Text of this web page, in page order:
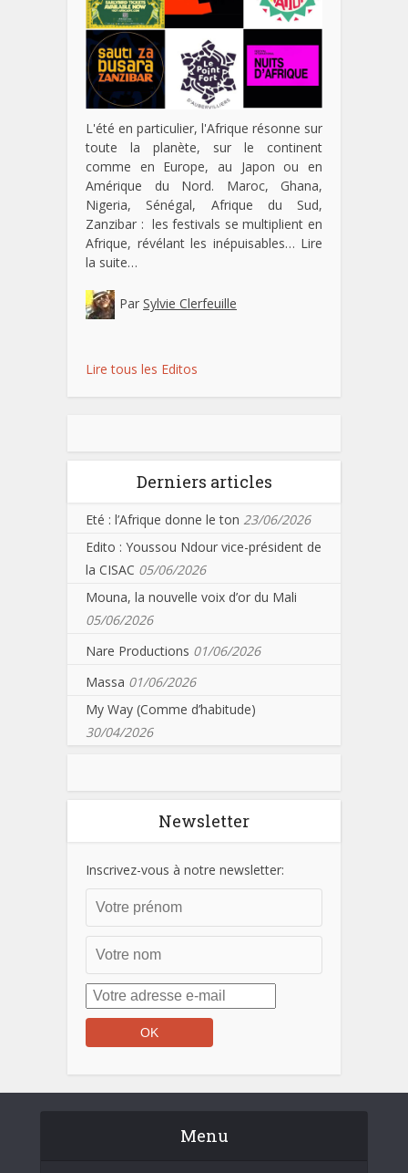
L'été en particulier, l'Afrique résonne sur
toute la planète, sur le continent
comme en Europe, au Japon ou en
Amérique du Nord. Maroc, Ghana,
Nigeria, Sénégal, Afrique du Sud,
Zanzibar : les festivals se multiplient en
Afrique, révélant les inépuisables… Lire
la suite…
Par Sylvie Clerfeuille
Lire tous les Editos
Derniers articles
Eté : l’Afrique donne le ton 23/06/2026
Edito : Youssou Ndour vice-président de
la CISAC 05/06/2026
Mouna, la nouvelle voix d’or du Mali
05/06/2026
Nare Productions 01/06/2026
Massa 01/06/2026
My Way (Comme d’habitude)
30/04/2026
Newsletter
Inscrivez-vous à notre newsletter:
Menu